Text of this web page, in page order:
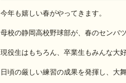
今年も嬉しい春がやってきます。
母校の静岡高校野球部が、春のセンバ
現役生はもちろん、卒業生もみんな大
日頃の厳しい練習の成果を発揮し、大